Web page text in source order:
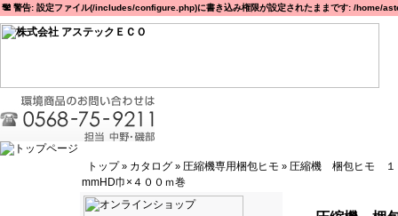
警告: 設定ファイル(/includes/configure.php)に書き込み権限が設定されたままです: /
トップ» カタログ » 圧縮機専用梱包ヒモ » 圧縮機 梱包ヒモ １
mmHD巾×４００ｍ巻